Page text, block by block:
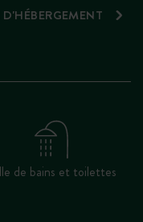
de bains et toilettes